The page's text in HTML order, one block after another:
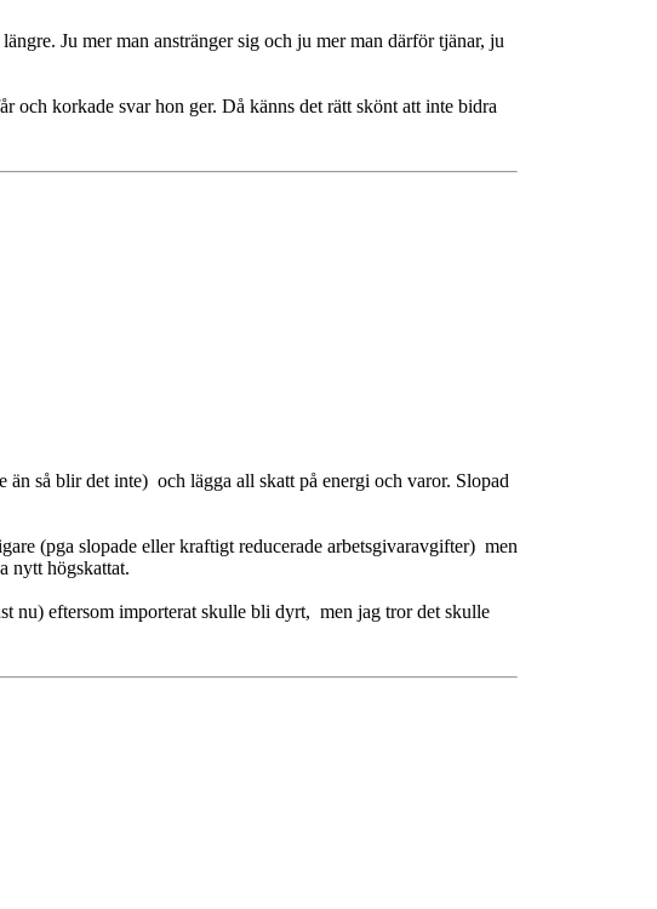
Ju mer man anstränger sig och ju mer man därför tjänar, ju
korkade svar hon ger. Då känns det rätt skönt att inte bidra
så blir det inte) och lägga all skatt på energi och varor. Slopad
(pga slopade eller kraftigt reducerade arbetsgivaravgifter) men
nytt högskattat.
nu) eftersom importerat skulle bli dyrt, men jag tror det skulle